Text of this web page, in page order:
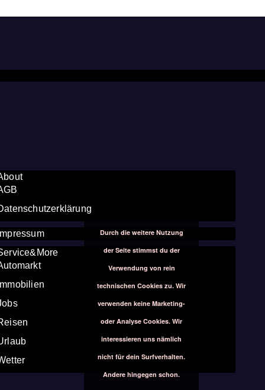
Durch die weitere Nutzung
der Seite stimmst du der
Verwendung von rein
technischen Cookies zu. Wir
verwenden keine Marketing-
oder Analyse Cookies. Wir
interessieren uns nämlich
nicht für dein Surfverhalten.
Andere hingegen schon.